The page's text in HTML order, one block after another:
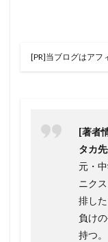
[PR]当ブログはアフ
[著者
タカ
元・
ニク
排し
負け
持つ。